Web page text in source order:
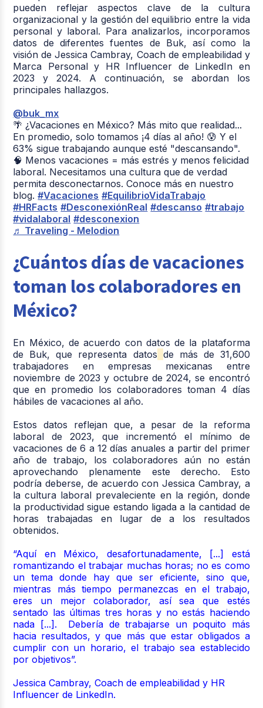
pueden reflejar aspectos clave de la cultura
organizacional y la gestión del equilibrio entre la vida
personal y laboral. Para analizarlos, incorporamos
datos de diferentes fuentes de Buk, así como la
visión deJessica Cambray, Coach de empleabilidad y
Marca Personal y HR Influencer de LinkedIn en
2023 y 2024. A continuación, se abordan los
principales hallazgos.
@buk_mx
🌴 ¿Vacaciones en México? Más mito que realidad...
En promedio, solo tomamos ¡4 días al año! 😰 Y el
63% sigue trabajando aunque esté "descansando".
🧠 Menos vacaciones = más estrés y menos felicidad
laboral. Necesitamos una cultura que de verdad
permita desconectarnos. Conoce más en nuestro
blog.#Vacaciones #EquilibrioVidaTrabajo
#HRFacts #DesconexiónReal #descanso #trabajo
#vidalaboral #desconexion
♬ Traveling - Melodion
¿Cuántos días de vacaciones
toman los colaboradores en
México?
En México, de acuerdo con datos de la plataforma
de Buk, que representa datos de más de 31,600
trabajadores en empresas mexicanas entre
noviembre de 2023 y octubre de 2024, se encontró
queen promedio los colaboradores toman 4 días
hábiles de vacaciones al año.
Estos datos reflejan que, a pesar de la reforma
laboral de 2023, que incrementó el mínimo de
vacaciones de 6 a 12 días anuales a partir del primer
año de trabajo, los colaboradoresaún no están
aprovechando plenamente este derecho. Esto
podría deberse, de acuerdo con Jessica Cambray, a
la cultura laboral prevaleciente en la región, donde
la productividad sigue estando ligada a la cantidad de
horas trabajadas en lugar de a los resultados
obtenidos.
“Aquí en México, desafortunadamente, [...] está
romantizando el trabajar muchas horas; no es como
un tema donde hay que ser eficiente, sino que,
mientras más tiempo permanezcas en el trabajo,
eres un mejor colaborador, así sea que estés
sentado las últimas tres horas y no estás haciendo
nada [...]. Debería de trabajarse un poquito más
hacia resultados, y que más que estar obligados a
cumplir con un horario, el trabajo sea establecido
por objetivos”.
Jessica Cambray,Coach de empleabilidad y HR
Influencer de LinkedIn.